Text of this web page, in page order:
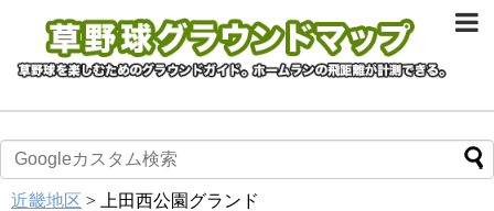
近畿地区 > 上田西公園グランド